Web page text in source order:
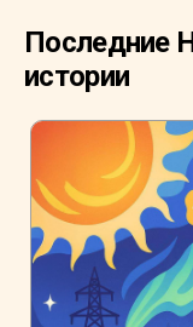
Последние
истории